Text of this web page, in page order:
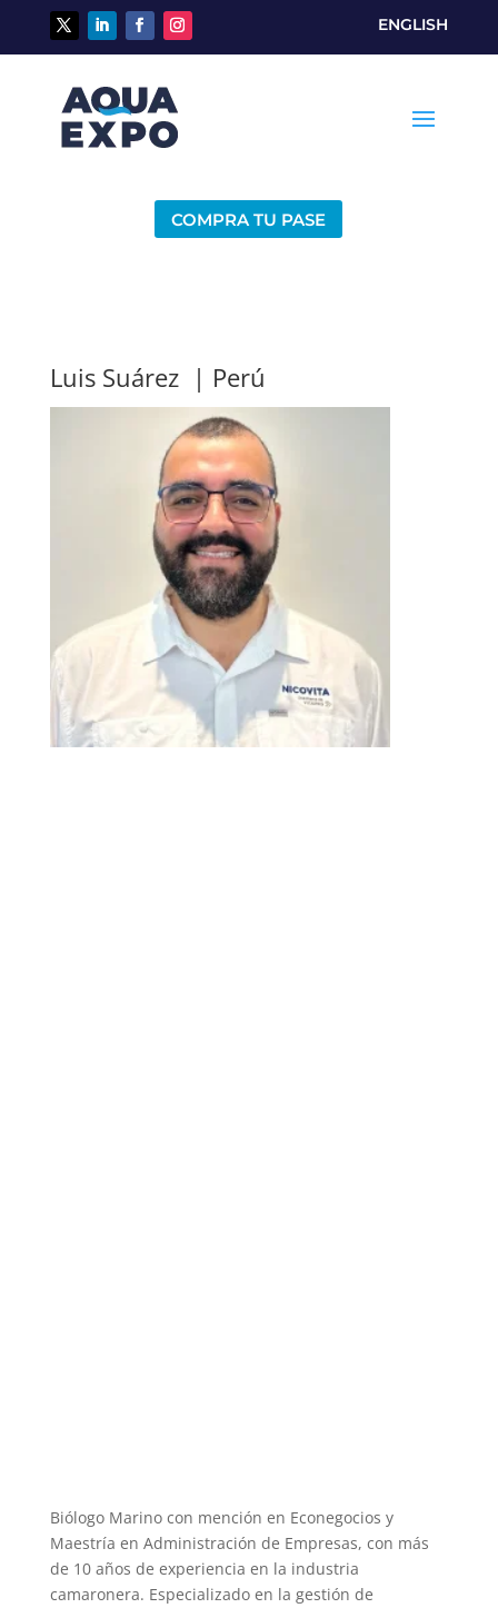
ENGLISH
COMPRA TU PASE
Luis Suárez | Perú
Biólogo Marino con mención en Econegocios y
Maestría en Administración de Empresas, con más
de 10 años de experiencia en la industria
camaronera. Especializado en la gestión de